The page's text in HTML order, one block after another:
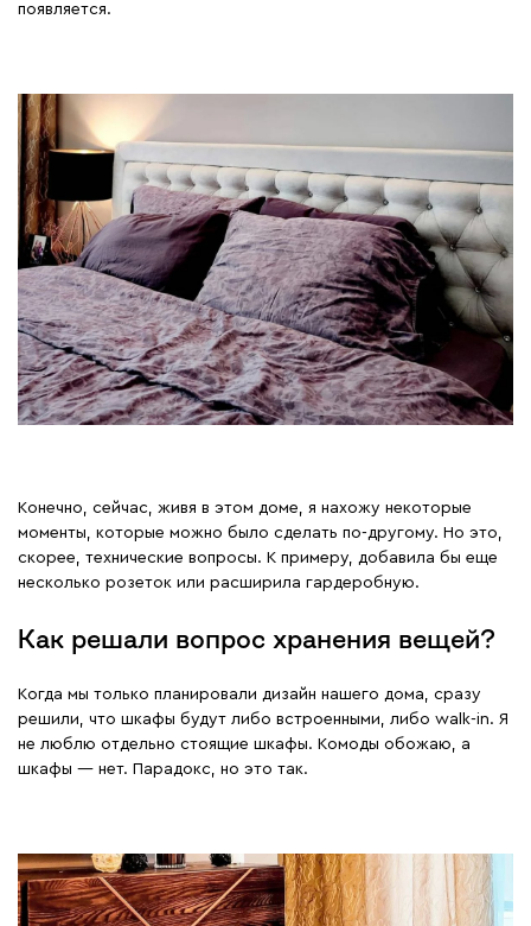
появляется.
Конечно, сейчас, живя в этом доме, я нахожу некоторые
моменты, которые можно было сделать по-другому. Но это,
скорее, технические вопросы. К примеру, добавила бы еще
несколько розеток или расширила гардеробную.
Как решали вопрос хранения вещей?
Когда мы только планировали дизайн нашего дома, сразу
решили, что шкафы будут либо встроенными, либо walk-in. Я
не люблю отдельно стоящие шкафы. Комоды обожаю, а
шкафы — нет. Парадокс, но это так.